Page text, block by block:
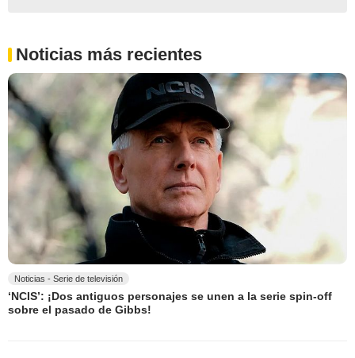
Noticias más recientes
Noticias - Serie de televisión
‘NCIS’: ¡Dos antiguos personajes se unen a la serie spin-off
sobre el pasado de Gibbs!